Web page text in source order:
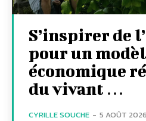
S’inspirer de
pour un
économique
du vivant …
CYRILLE SOUCHE - 5 AOÛT 2026